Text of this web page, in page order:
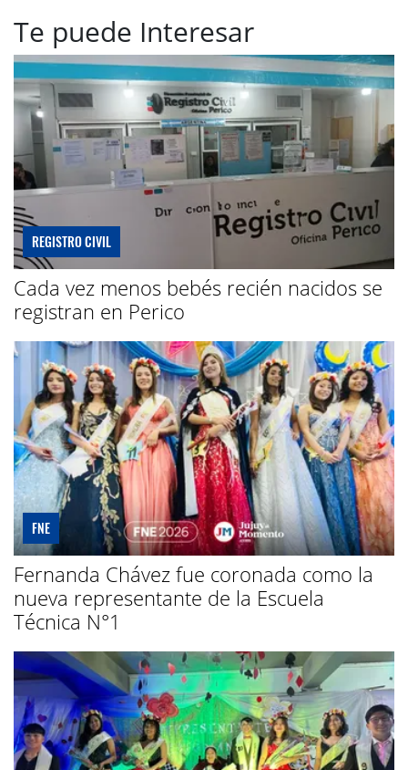
Te puede Interesar
REGISTRO CIVIL
Cada vez menos bebés recién nacidos se
registran en Perico
FNE
Fernanda Chávez fue coronada como la
nueva representante de la Escuela
Técnica N°1